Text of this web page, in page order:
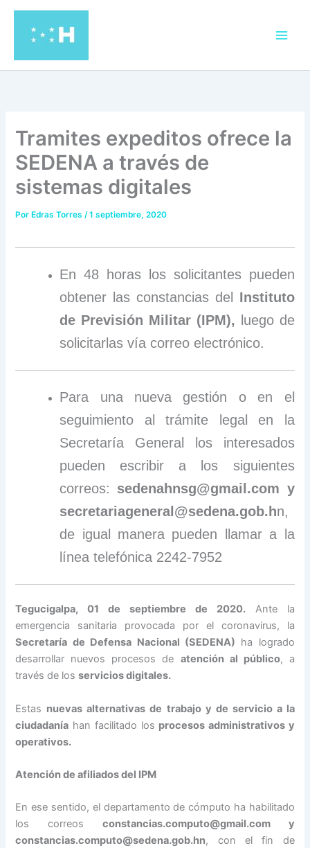
contenido
Tramites expeditos ofrece la
SEDENA a través de
sistemas digitales
Por Edras Torres/1 septiembre, 2020
En 48 horas los solicitantes pueden
obtener las constancias del Instituto
de Previsión Militar (IPM), luego de
solicitarlas vía correo electrónico.
Para una nueva gestión o en el
seguimiento al trámite legal en la
Secretaría General los interesados
pueden escribir a los siguientes
correos: sedenahnsg@gmail.com y
secretariageneral@sedena.gob.hn,
de igual manera pueden llamar a la
línea telefónica 2242-7952
Tegucigalpa, 01 de septiembre de 2020.Ante la
emergencia sanitaria provocada por el coronavirus, la
Secretaría de Defensa Nacional (SEDENA) ha logrado
desarrollar nuevos procesos de atención al público, a
través de losservicios digitales.
Estas nuevas alternativas de trabajo y de servicio a la
ciudadanía han facilitado los procesos administrativos y
operativos.
Atención de afiliados del IPM
En ese sentido, el departamento de cómputo ha habilitado
los correos constancias.computo@gmail.comy
constancias.computo@sedena.gob.hn, con el fin de